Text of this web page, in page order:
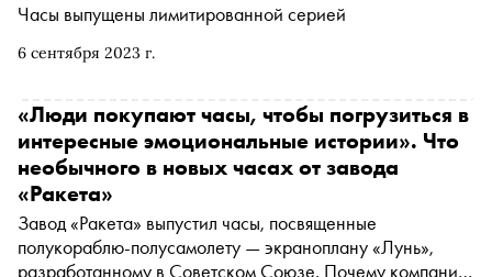
6 сентября 2023 г.
Часы выпущены лимитированной серией
«Люди покупают часы, чтобы погрузиться в
интересные эмоциональные истории». Что
необычного в новых часах от завода
«Ракета»
Завод «Ракета» выпустил часы, посвященные
полукораблю-полусамолету — экраноплану «Лунь»,
разработанному в Советском Союзе. Почему компания